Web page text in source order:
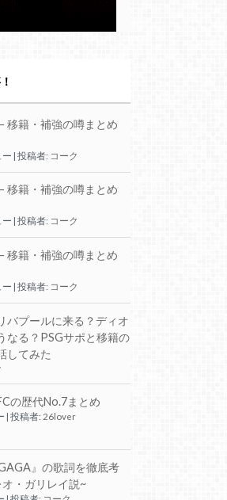
移籍・補強の噂まとめ
ー | 投稿者: コーク
移籍・補強の噂まとめ
ー 投稿者: コーク
移籍・補強の噂まとめ
ー | 投稿者: コーク
バプールに来る？ディオ
なる？PSGサポと移籍の
してみた
の歴代No.7まとめ
投稿者: 26lover
』の歌詞を徹底考
・ガリレイ説~